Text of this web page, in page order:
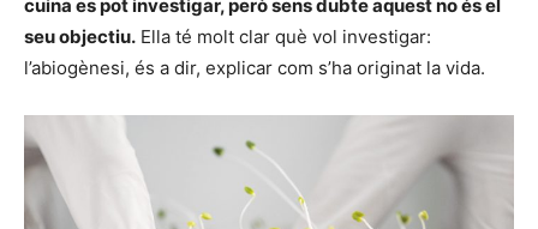
cuina es pot investigar, però sens dubte aquest no és el
seu objectiu. Ella té molt clar què vol investigar:
l’abiogènesi, és a dir, explicar com s’ha originat la vida.